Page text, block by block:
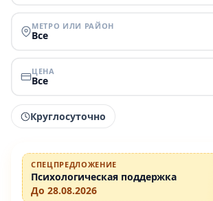
МЕТРО ИЛИ РАЙОН
Все
ЦЕНА
Все
Круглосуточно
ПРОМО
Проверено
СПЕЦПРЕДЛОЖЕНИЕ
Психологическая поддержка
До 28.08.2026